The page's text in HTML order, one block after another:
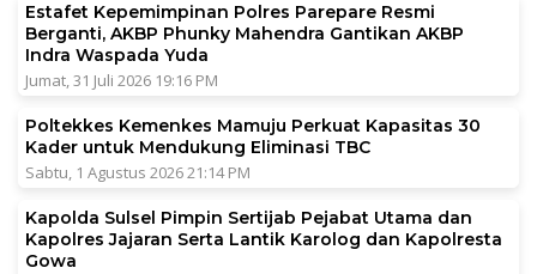
Estafet Kepemimpinan Polres Parepare Resmi
Berganti, AKBP Phunky Mahendra Gantikan AKBP
Indra Waspada Yuda
Jumat, 31 Juli 2026 19:16 PM
Poltekkes Kemenkes Mamuju Perkuat Kapasitas 30
Kader untuk Mendukung Eliminasi TBC
Sabtu, 1 Agustus 2026 21:14 PM
Kapolda Sulsel Pimpin Sertijab Pejabat Utama dan
Kapolres Jajaran Serta Lantik Karolog dan Kapolresta
Gowa